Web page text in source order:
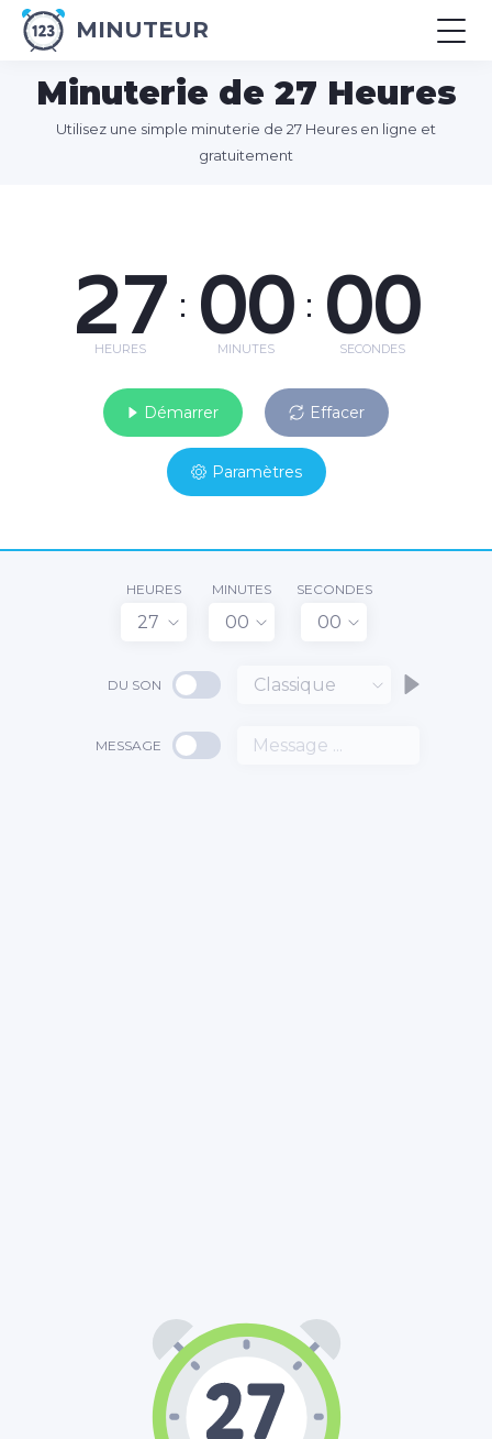
MINUTEUR
Minuterie de 27 Heures
Utilisez une simple minuterie de 27 Heures en ligne et
gratuitement
27
HEURES
: 00
MINUTES
: 00
SECONDES
Démarrer Effacer
Paramètres
HEURES
27
MINUTES
00
SECONDES
00
DU SON Classique
MESSAGE